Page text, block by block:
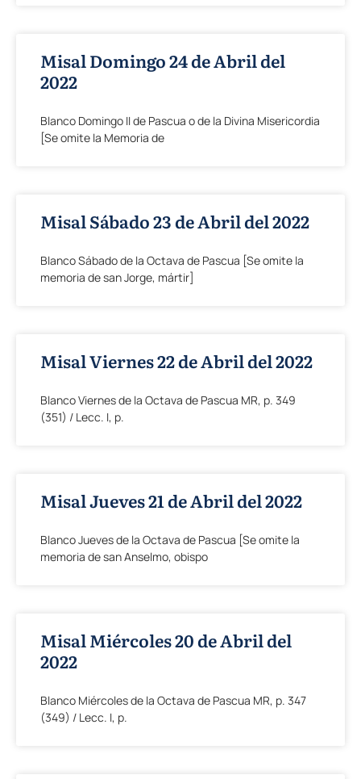
Misal Domingo 24 de Abril del
2022
Blanco Domingo II de Pascua o de la Divina Misericordia
[Se omite la Memoria de
Misal Sábado 23 de Abril del 2022
Blanco Sábado de la Octava de Pascua [Se omite la
memoria de san Jorge, mártir]
Misal Viernes 22 de Abril del 2022
Blanco Viernes de la Octava de Pascua MR, p. 349
(351) / Lecc. I, p.
Misal Jueves 21 de Abril del 2022
Blanco Jueves de la Octava de Pascua [Se omite la
memoria de san Anselmo, obispo
Misal Miércoles 20 de Abril del
2022
Blanco Miércoles de la Octava de Pascua MR, p. 347
(349) / Lecc. I, p.